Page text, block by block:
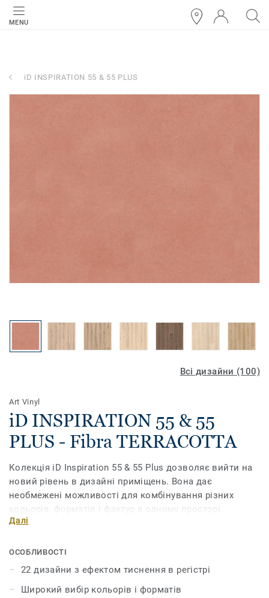
MENU
iD INSPIRATION 55 & 55 PLUS
Всі дизайни (100)
Art Vinyl
iD INSPIRATION 55 & 55
PLUS - Fibra TERRACOTTA
Колекція iD Inspiration 55 & 55 Plus дозволяє вийти на
новий рівень в дизайні приміщень. Вона дає
необмежені можливості для комбінування різних
кольорів, форматів і фактур в одному просторі.
Поєднайте текстуру дерева, каміння та металу, грайте з
аксесуарами – плінтусами та профілями. iD Inspiration
55 & 55 Plus розсуває межі дозволеного у дизайні і
дозволяє створити інтер’єр вашої мрії. Колекція
пропонує 22 декори, які мають тиснення в регістрі – це
Далі
ОСОБЛИВОСТІ
22 дизайни з ефектом тиснення в регістрі
Широкий вибір кольорів і форматів